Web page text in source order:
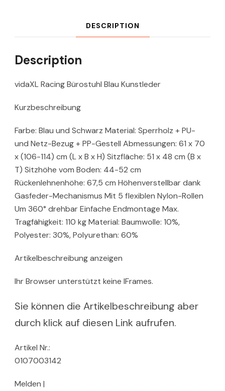
DESCRIPTION
Description
vidaXL Racing Bürostuhl Blau Kunstleder
Kurzbeschreibung
Farbe: Blau und Schwarz Material: Sperrholz + PU-
und Netz-Bezug + PP-Gestell Abmessungen: 61 x 70
x (106-114) cm (L x B x H) Sitzfläche: 51 x 48 cm (B x
T) Sitzhöhe vom Boden: 44-52 cm
Rückenlehnenhöhe: 67,5 cm Höhenverstellbar dank
Gasfeder-Mechanismus Mit 5 flexiblen Nylon-Rollen
Um 360° drehbar Einfache Endmontage Max.
Tragfähigkeit: 110 kg Material: Baumwolle: 10%,
Polyester: 30%, Polyurethan: 60%
Artikelbeschreibung anzeigen
Ihr Browser unterstützt keine IFrames.
Sie können die Artikelbeschreibung aber
durch klick auf diesen Link aufrufen.
Artikel Nr.:
0107003142
Melden |